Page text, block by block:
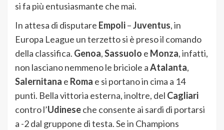
si fa più entusiasmante che mai.
In attesa di disputare Empoli–Juventus, in
Europa League un terzetto si è preso il comando
della classifica. Genoa,Sassuolo e Monza, infatti,
non lasciano nemmeno le briciole aAtalanta,
Salernitana e Roma e si portano in cima a 14
punti. Bella vittoria esterna, inoltre, del Cagliari
contro l’Udineseche consente ai sardi di portarsi
a -2 dal gruppone di testa. Se in Champions